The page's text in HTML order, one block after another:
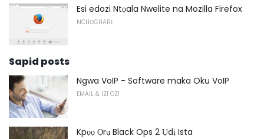
Esi edozi Ntọala Nwelite na Mozilla Firefox
NCHỌGHARỊ
Sapid posts
Ngwa VoIP - Software maka Oku VoIP
EMAIL & IZI OZI
Kpọọ Ọrụ Black Ops 2 Ụdị Ista